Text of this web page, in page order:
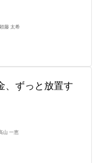
頼藤 太希
、ずっと放置す
山 一恵